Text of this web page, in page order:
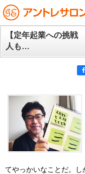
【定年起業への挑
人も…
てやっかいなことだ。